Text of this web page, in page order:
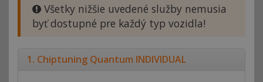
Všetky nižšie uvedené služby nemusia
byť dostupné pre každý typ vozidla!
1. Chiptuning Quantum INDIVIDUAL